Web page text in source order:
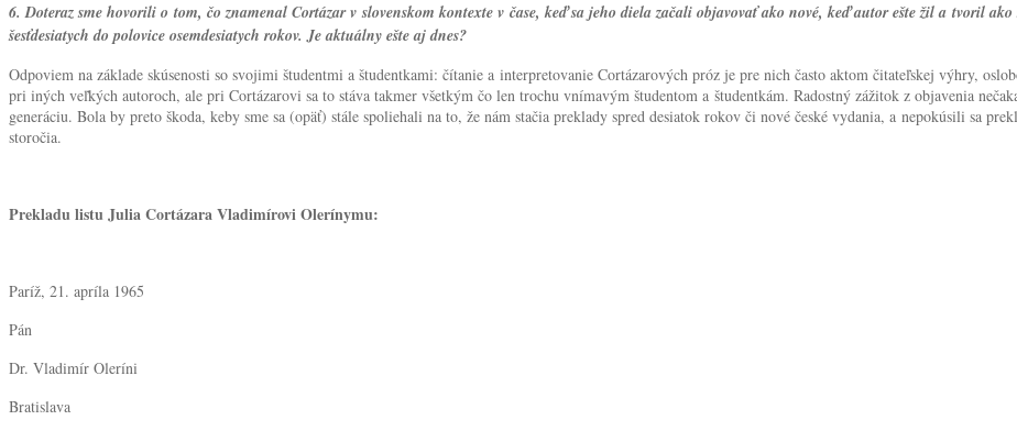
6. Doteraz sme hovorili o tom, čo znamenal Cortázar v slovenskom kontexte v čase, keď sa jeho diela začali objavovať ako nové, keď autor ešte žil a tvoril
šesťdesiatych do polovice osemdesiatych rokov. Je aktuálny ešte aj dnes?
Odpoviem na základe skúsenosti so svojimi študentmi a študentkami: čítanie a interpretovanie Cortázarových próz je pre nich často aktom čitateľskej výhry,
pri iných veľkých autoroch, ale pri Cortázarovi sa to stáva takmer všetkým čo len trochu vnímavým študentom a študentkám. Radostný zážitok z objavenia
generáciu. Bola by preto škoda, keby sme sa (opäť) stále spoliehali na to, že nám stačia preklady spred desiatok rokov či nové české vydania, a nepokúsili sa
storočia.
Prekladu listu Julia Cortázara Vladimírovi Olerínymu:
Paríž, 21. apríla 1965
Pán
Dr. Vladimír Oleríni
Bratislava